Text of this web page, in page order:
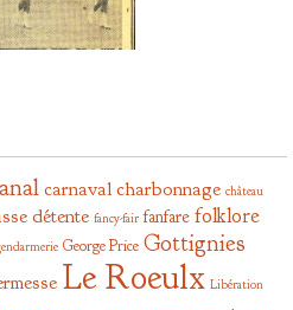
carnavalcharbonnage château
détente fancy-fair fanfare folklore
George Price Gottignies
Le Roeulx Libération